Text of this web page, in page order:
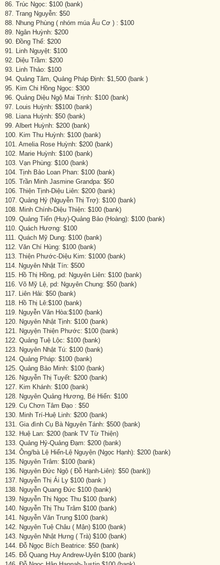
86. Trúc Ngọc: $100 (bank)
87. Trang Nguyễn: $50
88. Nhung Phùng ( nhóm múa Âu Cơ ) : $100
89. Ngân Huỳnh: $200
90. Đồng Thể: $200
91. Linh Nguyệt: $100
92. Diệu Trầm: $200
93. Linh Thảo: $100
94. Quảng Tâm, Quảng Pháp Định: $1,500 (bank )
95. Kim Chi Hồng Ngọc: $300
96. Quảng Diệu Ngộ Mai Trịnh: $100 (bank)
97. Louis Huỳnh: $$100 (bank)
98. Liana Huỳnh: $50 (bank)
99. Albert Huỳnh: $200 (bank)
100. Kim Thu Huỳnh: $100 (bank)
101. Amelia Rose Huỳnh: $200 (bank)
102. Marie Huỳnh: $100 (bank)
103. Vạn Phùng: $100 (bank)
104. Tịnh Bảo Loan Phan: $100 (bank)
105. Trần Minh Jasmine Grandpa: $50
106. Thiện Tịnh-Diệu Liên: $200 (bank)
107. Quảng Hỷ (Nguyễn Thị Trợ): $100 (bank)
108. Minh Chính-Diệu Thiện: $100 (bank)
109. Quảng Tiến (Huy)-Quảng Bảo (Hoàng): $100 (bank)
110. Quách Hương: $100
111. Quách Mỹ Dung: $100 (bank)
112. Văn Chí Hùng: $100 (bank)
113. Thiện Phước-Diệu Kim: $1000 (bank)
114. Nguyên Nhật Tín: $500
115. Hồ Thị Hồng, pd: Nguyên Liên: $100 (bank)
116. Võ Mỹ Lệ, pd: Nguyên Chung: $50 (bank)
117. Liên Hải: $50 (bank)
118. Hồ Thị Lê:$100 (bank)
119. Nguyễn Văn Hòa:$100 (bank)
120. Nguyên Nhật Tịnh: $100 (bank)
121. Nguyện Thiện Phước: $100 (bank)
122. Quảng Tuệ Lộc: $100 (bank)
123. Nguyên Nhật Tú: $100 (bank)
124. Quảng Pháp: $100 (bank)
125. Quảng Bảo Minh: $100 (bank)
126. Nguyễn Thị Tuyết: $200 (bank)
127. Kim Khánh: $100 (bank)
128. Nguyên Quảng Hương, Bé Hiển: $100
129. Cụ Chơn Tâm Đạo : $50
130. Minh Trí-Huệ Linh: $200 (bank)
131. Gia đình Cụ Bà Nguyên Tánh: $500 (bank)
132. Huệ Lan: $200 (bank TV Từ Thiện)
133. Quảng Hỷ-Quảng Đạm: $200 (bank)
134. Ông/bà Lệ Hiển-Lệ Nguyện (Ngọc Hạnh): $200 (bank)
135. Nguyên Trâm: $100 (bank)
136. Nguyên Đức Ngộ ( Đỗ Hạnh-Liên): $50 (bank))
137. Nguyễn Thị Ái Ly $100 (bank )
138. Nguyễn Quang Đức $100 (bank)
139. Nguyễn Thị Ngọc Thu $100 (bank)
140. Nguyễn Thị Thu Trâm $100 (bank)
141. Nguyễn Văn Trung $100 (bank)
142. Nguyên Tuệ Châu ( Mận) $100 (bank)
143. Nguyên Nhật Hưng ( Trà) $100 (bank)
144. Đỗ Ngọc Bích Beatrice: $50 (bank)
145. Đỗ Quang Huy Andrew-Uyên $100 (bank)